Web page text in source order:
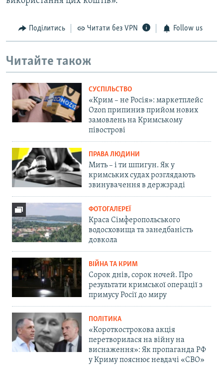
Поділитись Читати без VPN Follow us
Читайте також
СУСПІЛЬСТВО
«Крим – не Росія»: маркетплейс
Ozon припинив прийом нових
замовлень на Кримському
півострові
ПРАВА ЛЮДИНИ
Мить – і ти шпигун. Як у
кримських судах розглядають
звинувачення в держзраді
ФОТОГАЛЕРЕЇ
Краса Сімферопольського
водосховища та занедбаність
довкола
ВІЙНА ТА КРИМ
Сорок днів, сорок ночей. Про
результати кримської операції з
примусу Росії до миру
ПОЛІТИКА
«Короткострокова акція
перетворилася на війну на
виснаження»: Як пропаганда РФ
у Криму пояснює невдачі «СВО»